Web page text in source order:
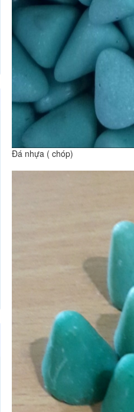
Đá nhựa ( chóp)